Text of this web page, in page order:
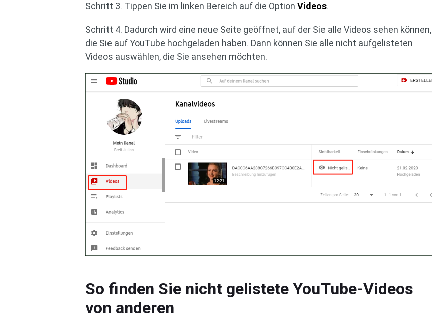
Schritt 3. Tippen Sie im linken Bereich auf die OptionVideos.
Schritt 4. Dadurch wird eine neue Seite geöffnet, auf der Sie alle Videos sehen können,
die Sie auf YouTube hochgeladen haben. Dann können Sie alle nicht aufgelisteten
Videos auswählen, die Sie ansehen möchten.
So finden Sie nicht gelistete YouTube-Videos
von anderen